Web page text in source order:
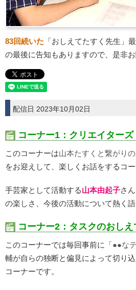
83回続いた 「おしえてたすく先生」
の最後に告知もありますので、是非お
配信日 2023年10月02日
コーナー1：クリエイターズ
このコーナーは山本たすくと繋がり
をお迎えして、楽しくお話をするコー
手芸家として活動する山本由起子さ
の楽しさ、今後の活動について熱く語
コーナー2：タスクのおし
このコーナーでは毎回事前に「●●な
輔が自らの独断と偏見によって切り
コーナーです。